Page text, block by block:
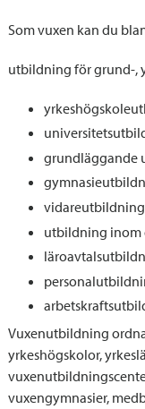
Som vuxen kan du
utbildning för grund-,
grundläggande
utbildning inom
Vuxenutbildning
yrkeshögskolor,
vuxengymnasier,